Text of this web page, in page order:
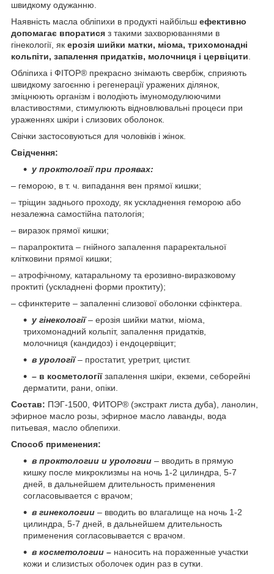
швидкому одужанню.
Наявність масла обліпихи в продукті найбільш ефективно
допомагає впоратися з такими захворюваннями в
гінекології, як ерозія шийки матки, міома, трихомонадні
кольпіти, запалення придатків, молочниця і цервіцити
Обліпиха і ФІТОР® прекрасно знімають свербіж, сприяють
швидкому загоєнню і регенерації уражених ділянок,
зміцнюють організм і володіють імуномодулюючими
властивостями, стимулюють відновлювальні процеси при
ураженнях шкіри і слизових оболонок.
Свічки застосовуються для чоловіків і жінок.
Свідчення:
у проктології при проявах:
– геморою, в т. ч. випадання вен прямої кишки;
– тріщин заднього проходу, як ускладнення геморою або
незалежна самостійна патологія;
– виразок прямої кишки;
– парапроктита – гнійного запалення параректальної
клітковини прямої кишки;
– атрофічному, катаральному та ерозивно-виразковому
проктиті (ускладнені форми проктиту);
– сфинктерите – запаленні слизової оболонки сфінктера.
у гінекології– ерозія шийки матки, міома,
трихомонадний кольпіт, запалення придатків,
молочниця (кандидоз) і ендоцервіцит;
в урології– простатит, уретрит, цистит.
– в косметологіїзапалення шкіри, екземи, себорейні
дерматити, рани, опіки.
Состав: ПЭГ-1500, ФИТОР® (экстракт листа дуба), ланолин,
эфирное масло розы, эфирное масло лаванды, вода
питьевая, масло облепихи.
Способ применения:
в проктологии и урологии – вводить в прямую
кишку после микроклизмы на ночь 1-2 цилиндра, 5-7
дней, в дальнейшем длительность применения
согласовывается с врачом;
в гинекологии – вводить во влагалище на ночь 1-2
цилиндра, 5-7 дней, в дальнейшем длительность
применения согласовывается с врачом.
в косметологии – наносить на пораженные участки
кожи и слизистых оболочек один раз в сутки.